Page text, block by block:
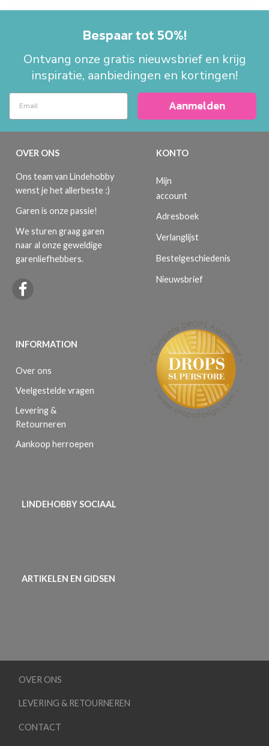
Bespaar tot 50%!
Ontvang onze gratis nieuwsbrief en krijg
inspiratie, aanbiedingen en kortingen!
Aanmelden
OVER ONS
Ons team van Lindehobby
wenst je het allerbeste :)
Garen is onze passie!
We sturen graag garen
naar al onze geweldige
garenliefhebbers.
INFORMATION
Over ons
Veelgestelde vragen
Levering &
Retourneren
Aankoop herroepen
KONTO
Mijn
account
Adresboek
Verlanglijst
Bestelgeschiedenis
Nieuwsbrief
LINDEHOBBY SOCIAAL
ARTIKELEN EN GIDSEN
OVER ONS
LEVERING & RETOURNEREN
CONTACT